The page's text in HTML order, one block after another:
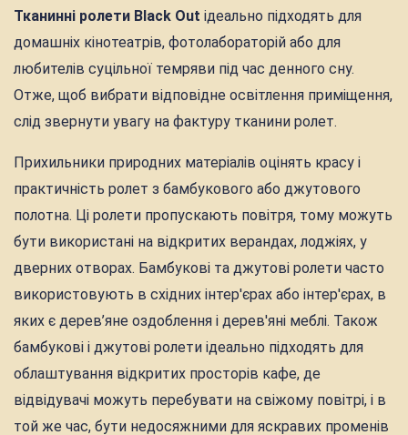
Тканинні ролети Black Out ідеально підходять для
домашніх кінотеатрів, фотолабораторій або для
любителів суцільної темряви під час денного сну.
Отже, щоб вибрати відповідне освітлення приміщення,
слід звернути увагу на фактуру тканини ролет.
Прихильники природних матеріалів оцінять красу і
практичність ролет з бамбукового або джутового
полотна. Ці ролети пропускають повітря, тому можуть
бути використані на відкритих верандах, лоджіях, у
дверних отворах. Бамбукові та джутові ролети часто
використовують в східних інтер'єрах або інтер'єрах, в
яких є дерев’яне оздоблення і дерев'яні меблі. Також
бамбукові і джутові ролети ідеально підходять для
облаштування відкритих просторів кафе, де
відвідувачі можуть перебувати на свіжому повітрі, і в
той же час, бути недосяжними для яскравих променів